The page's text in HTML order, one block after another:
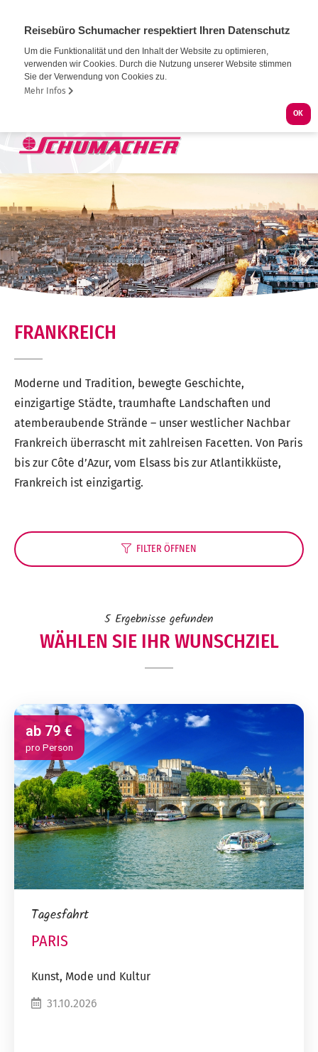
Reisebüro Schumacher respektiert Ihren Datenschutz
Um die Funktionalität und den Inhalt der Website zu optimieren,
verwenden wir Cookies. Durch die Nutzung unserer Website stimmen
Sie der Verwendung von Cookies zu.
Mehr Infos
OK
FRANKREICH
Moderne und Tradition, bewegte Geschichte,
einzigartige Städte, traumhafte Landschaften und
atemberaubende Strände – unser westlicher Nachbar
Frankreich überrascht mit zahlreisen Facetten. Von Paris
bis zur Côte d’Azur, vom Elsass bis zur Atlantikküste,
Frankreich ist einzigartig.
FILTERÖFFNEN
5Ergebnisse gefunden
WÄHLEN SIE IHR WUNSCHZIEL
ab 79 €
pro Person
Tagesfahrt
PARIS
Kunst, Mode und Kultur
31.10.2026